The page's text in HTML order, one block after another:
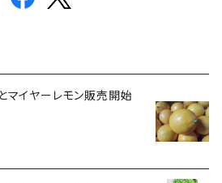
マイヤーレモン販売開始